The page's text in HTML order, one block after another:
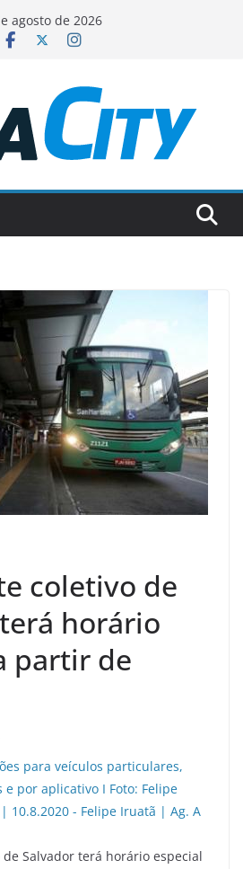
agosto de 2026
coletivo de
horário
partir de
Salvador terá horário especial